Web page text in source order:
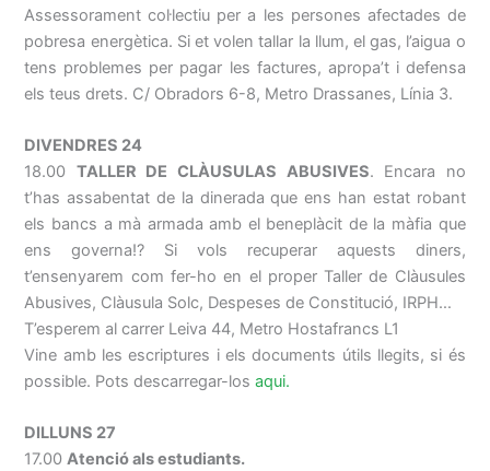
Assessorament col·lectiu per a les persones afectades de
pobresa energètica. Si et volen tallar la llum, el gas, l’aigua o
tens problemes per pagar les factures, apropa’t i defensa
els teus drets. C/ Obradors 6-8, Metro Drassanes, Línia 3.
DIVENDRES 24
18.00 TALLER DE CLÀUSULAS ABUSIVES. Encara no
t’has assabentat de la dinerada que ens han estat robant
els bancs a mà armada amb el beneplàcit de la màfia que
ens governa!? Si vols recuperar aquests diners,
t’ensenyarem com fer-ho en el proper Taller de Clàusules
Abusives, Clàusula Solc, Despeses de Constitució, IRPH…
T’esperem al carrer Leiva 44, Metro Hostafrancs L1
Vine amb les escriptures i els documents útils llegits, si és
possible. Pots descarregar-losaqui.
DILLUNS 27
17.00Atenció als estudiants.